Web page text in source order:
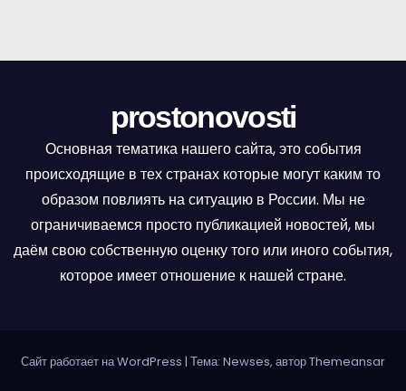
prostonovosti
Основная тематика нашего сайта, это события
происходящие в тех странах которые могут каким то
образом повлиять на ситуацию в России. Мы не
ограничиваемся просто публикацией новостей, мы
даём свою собственную оценку того или иного события,
которое имеет отношение к нашей стране.
Сайт работает на WordPress | Тема: Newses, авторThemeansar